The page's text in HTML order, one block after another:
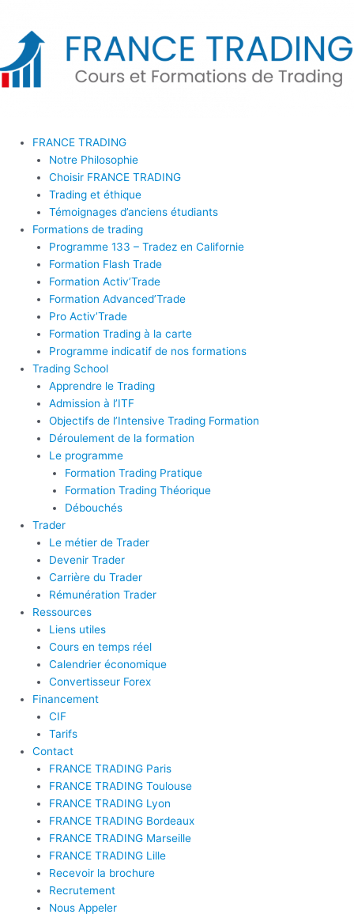
contenu
FRANCE TRADING
Notre Philosophie
Choisir FRANCE TRADING
Trading et éthique
Témoignages d’anciens étudiants
Formations de trading
Programme 133 – Tradez en Californie
Formation Flash Trade
Formation Activ’Trade
Formation Advanced’Trade
Pro Activ’Trade
Formation Trading à la carte
Programme indicatif de nos formations
Trading School
Apprendre le Trading
Admission à l’ITF
Objectifs de l’Intensive Trading Formation
Déroulement de la formation
Le programme
Formation Trading Pratique
Formation Trading Théorique
Débouchés
Trader
Le métier de Trader
Devenir Trader
Carrière du Trader
Rémunération Trader
Ressources
Liens utiles
Cours en temps réel
Calendrier économique
Convertisseur Forex
Financement
CIF
Tarifs
Contact
FRANCE TRADING Paris
FRANCE TRADING Toulouse
FRANCE TRADING Lyon
FRANCE TRADING Bordeaux
FRANCE TRADING Marseille
FRANCE TRADING Lille
Recevoir la brochure
Recrutement
Nous Appeler